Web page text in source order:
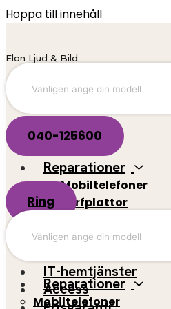
Hoppa till innehåll
Elon Ljud & Bild
040-125600
Reparationer
Mobiltelefoner
Surfplattor
Datorer
IT-hemtjänster
Access
Ring
Reparationer
Mobiltelefoner